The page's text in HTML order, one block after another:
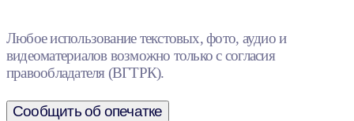
Любое использование текстовых, фото, аудио и
видеоматериалов возможно только с согласия
правообладателя (ВГТРК).
Сообщить об опечатке